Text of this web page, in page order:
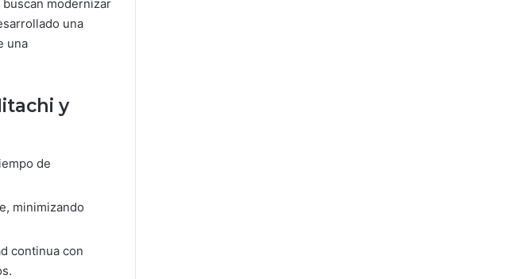
buscan modernizar
una
una
y
de
minimizando
continua con